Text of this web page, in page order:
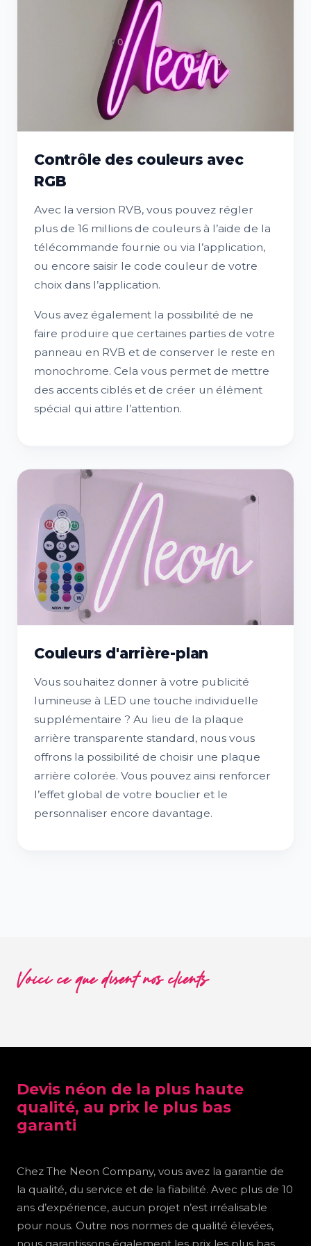
Contrôle des couleurs avec
RGB
Avec la version RVB, vous pouvez régler
plus de 16 millions de couleurs à l’aide de la
télécommande fournie ou via l’application,
ou encore saisir le code couleur de votre
choix dans l’application.
Vous avez également la possibilité de ne
faire produire que certaines parties de votre
panneau en RVB et de conserver le reste en
monochrome. Cela vous permet de mettre
des accents ciblés et de créer un élément
spécial qui attire l’attention.
Couleurs d'arrière-plan
Vous souhaitez donner à votre publicité
lumineuse à LED une touche individuelle
supplémentaire ? Au lieu de la plaque
arrière transparente standard, nous vous
offrons la possibilité de choisir une plaque
arrière colorée. Vous pouvez ainsi renforcer
l’effet global de votre bouclier et le
personnaliser encore davantage.
Voici ce que disent nos clients
Devis néon de la plus haute
qualité, au prix le plus bas
garanti
Chez The Neon Company, vous avez la garantie de
la qualité, du service et de la fiabilité. Avec plus de 10
ans d’expérience, aucun projet n’est irréalisable
pour nous. Outre nos normes de qualité élevées,